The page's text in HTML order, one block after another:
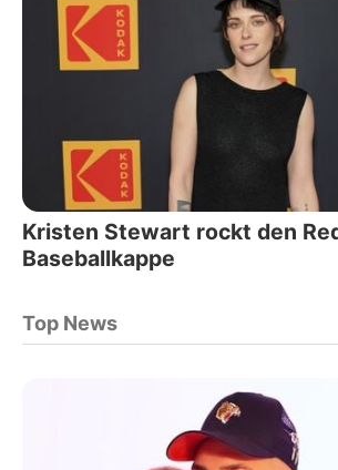
Kristen Stewart rockt den
Baseballkappe
Top News